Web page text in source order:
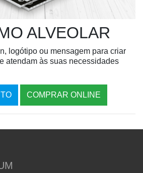
ALVEOLAR
logótipo ou mensagem para criar
atendam às suas necessidades
COMPRAR ONLINE